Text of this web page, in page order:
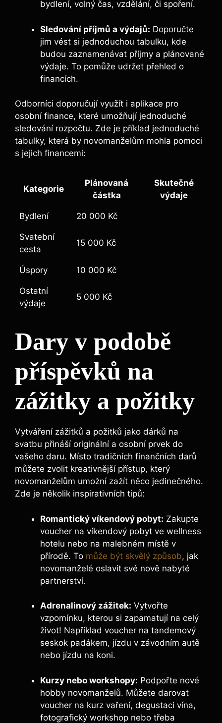
bydlení, volný čas, vzdělání, či spoření.
Sledování příjmů a výdajů: Doporučte
jim vést si jednoduchou tabulku, kde
budou zaznamenávat příjmy a plánované
výdaje. To pomůže udržet přehled o
financích.
Odborníci doporučují využít i aplikace pro
osobní finance, které umožňují jednoduché
sledování rozpočtu. Zde je příklad jednoduché
tabulky, která by novomanželům mohla pomoci
s jejich financemi:
Kategorie
Plánovaná
částka
Skutečné
výdaje
Bydlení 20 000 Kč
Svatební
cesta
15 000 Kč
Úspory 10 000 Kč
Ostatní
výdaje
5 000 Kč
Dary v podobě
příspěvků na
zážitky a požitky
Vytváření zážitků a požitků jako dárků na
svatbu přináší originální a osobní prvek do
vašeho daru. Místo tradičních finančních darů
můžete zvolit kreativnější přístup, který
novomanželům umožní zažít něco jedinečného.
Zde je několik inspirativních tipů:
Romantický víkendový pobyt: Zakupte
voucher na víkendový pobyt ve wellness
hotelu nebo na malebném místě v
přírodě. To může být skvělý způsob, jak
novomanželé oslavit své nově nabyté
partnerství.
Adrenalinový zážitek: Vytvořte
vzpomínku, kterou si zapamatují na celý
život! Například voucher na tandemový
seskok padákem, jízdu v závodním autě
nebo jízdu na koni.
Kurzy nebo workshopy: Podpořte nové
hobby novomanželů. Můžete darovat
voucher na kurz vaření, degustaci vína,
fotografický workshop nebo třeba